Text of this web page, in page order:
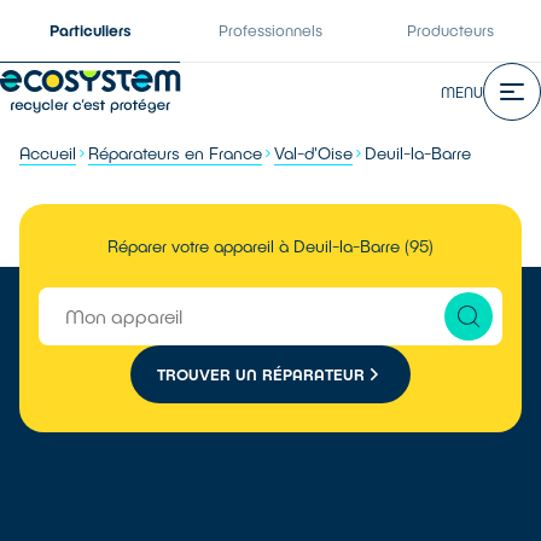
Particuliers Professionnels Producteurs
MENU
Accueil Réparateurs en France Val-d'Oise Deuil-la-Barre
Réparer votre appareil à Deuil-la-Barre (95)
TROUVER UN RÉPARATEUR